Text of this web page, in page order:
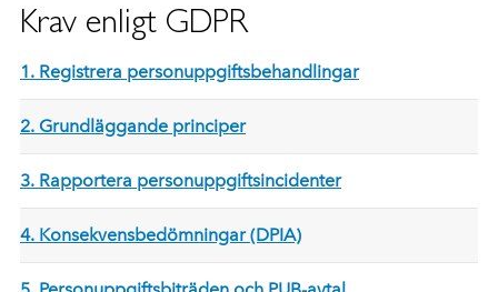
Krav enligt GDPR
1. Registrera personuppgiftsbehandlingar
2. Grundläggande principer
3. Rapportera personuppgiftsincidenter
4. Konsekvensbedömningar (DPIA)